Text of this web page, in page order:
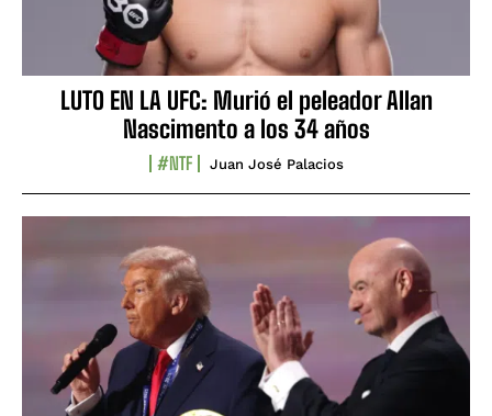
LUTO EN LA UFC: Murió el peleador Allan
Nascimento a los 34 años
#NTF Juan José Palacios